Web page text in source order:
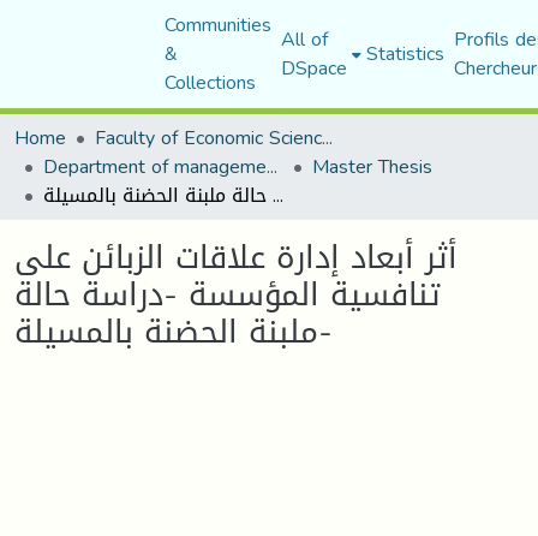
Communities
&
Collections
All of
DSpace Statistics Profils
Home
Faculty of Economic Sciences, Commerce and Management Sciences
Department of management sciences Master Thesis
أثر أبعاد إدارة علاقات الزبائن على تنافسية المؤسسة -دراسة حالة ملبنة الحضنة بالمسيلة-
أثر أبعاد إدارة علاقات الزبائن على
تنافسية المؤسسة -دراسة حالة
ملبنة الحضنة بالمسيلة-